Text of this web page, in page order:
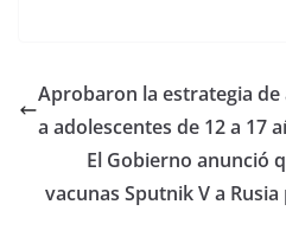
b
o
o
k
d
o
n
l p
ar
ti
r
Aprobaron la estrategia
a adolescentes de 12 a 17
El Gobierno anunció
vacunas Sputnik V a